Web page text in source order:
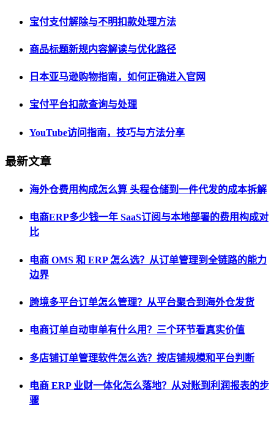
宝付支付解除与不明扣款处理方法
商品标题新规内容解读与优化路径
日本亚马逊购物指南，如何正确进入官网
宝付平台扣款查询与处理
YouTube访问指南，技巧与方法分享
最新文章
海外仓费用构成怎么算 头程仓储到一件代发的成本拆解
电商ERP多少钱一年 SaaS订阅与本地部署的费用构成对
比
电商 OMS 和 ERP 怎么选？从订单管理到全链路的能力
边界
跨境多平台订单怎么管理？从平台聚合到海外仓发货
电商订单自动审单有什么用？三个环节看真实价值
多店铺订单管理软件怎么选？按店铺规模和平台判断
电商 ERP 业财一体化怎么落地？从对账到利润报表的步
骤